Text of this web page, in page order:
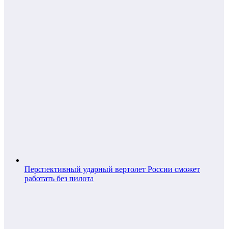
Перспективный ударный вертолет России сможет
работать без пилота